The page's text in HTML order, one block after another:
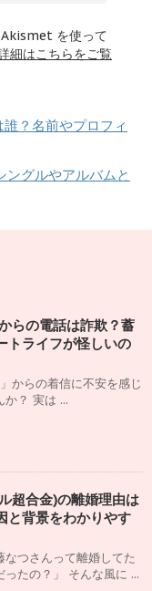
Akismet を使って
細はこちらをご覧
？名前やプロフィ
ングルやアルバムと
らの電話は詐欺？蓄
トライフが怪しいの
からの着信に不安を感じ
か？ 実は ...
超合金)の離婚理由は
と背景をわかりやす
なつさんって離婚してた
ったの？」 そんな風に ...